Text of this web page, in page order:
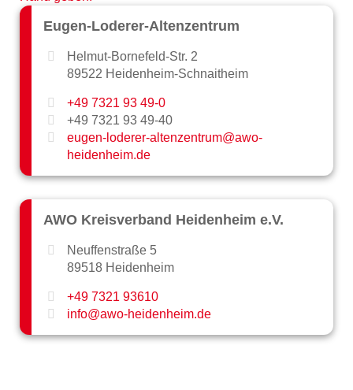
Eugen-Loderer-Altenzentrum
Helmut-Bornefeld-Str. 2
89522 Heidenheim-Schnaitheim
+49 7321 93 49-0
+49 7321 93 49-40
eugen-loderer-altenzentrum@awo-
heidenheim.de
AWO Kreisverband Heidenheim e.V.
Neuffenstraße 5
89518 Heidenheim
+49 7321 93610
info@awo-heidenheim.de